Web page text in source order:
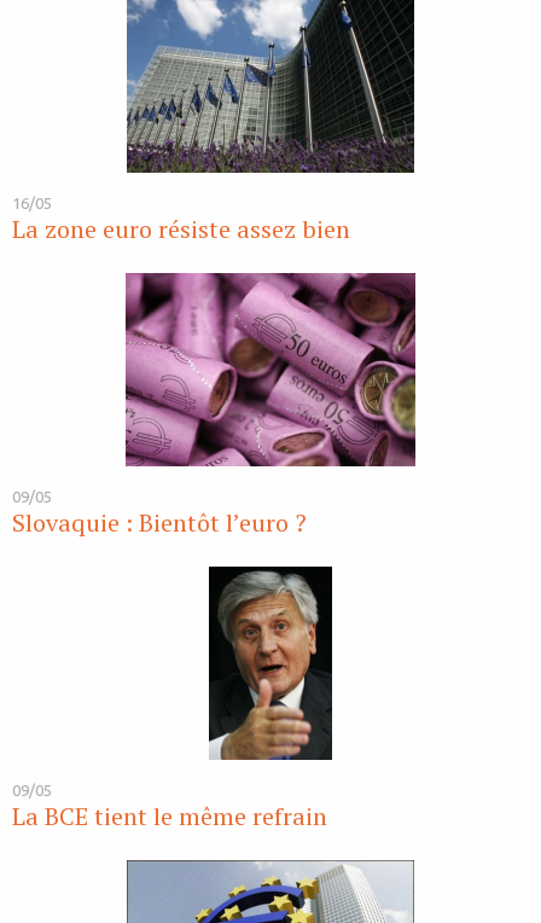
16/05
La zone euro résiste assez bien
09/05
Slovaquie : Bientôt l’euro ?
09/05
La BCE tient le même refrain